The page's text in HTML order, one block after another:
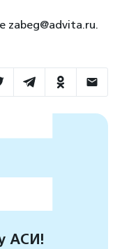
zabeg@advita.ru.
АСИ!